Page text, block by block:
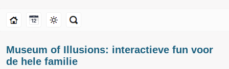
Museum of Illusions: interactieve fun voor
de hele familie